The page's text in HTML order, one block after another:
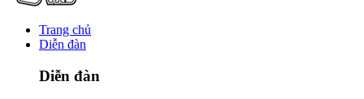
Trang chủ
Diễn đàn
Diễn đàn